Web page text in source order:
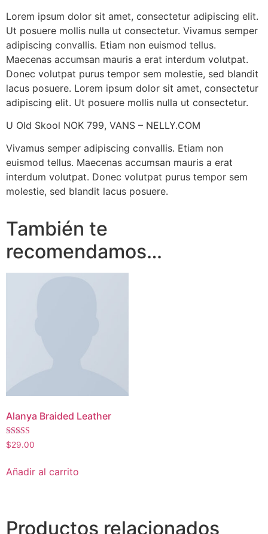
Lorem ipsum dolor sit amet, consectetur adipiscing elit.
Ut posuere mollis nulla ut consectetur. Vivamus semper
adipiscing convallis. Etiam non euismod tellus.
Maecenas accumsan mauris a erat interdum volutpat.
Donec volutpat purus tempor sem molestie, sed blandit
lacus posuere. Lorem ipsum dolor sit amet, consectetur
adipiscing elit. Ut posuere mollis nulla ut consectetur.
U Old Skool NOK 799, VANS – NELLY.COM
Vivamus semper adipiscing convallis. Etiam non
euismod tellus. Maecenas accumsan mauris a erat
interdum volutpat. Donec volutpat purus tempor sem
molestie, sed blandit lacus posuere.
También te
recomendamos…
Alanya Braided Leather
Valorado
con
de 5
$29.00
Añadir al carrito
Productos relacionados